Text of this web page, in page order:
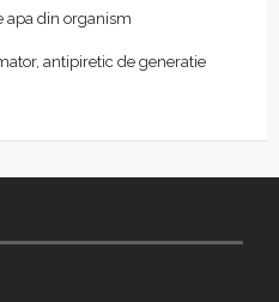
apa din organism
antipiretic de generatie